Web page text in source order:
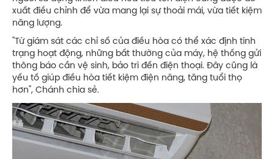
xuất điều chỉnh để vừa mang lại sự thoải mái, vừa tiết kiệm
năng lượng.
"Từ giám sát các chỉ số của điều hòa có thể xác định tình
trạng hoạt động, những bất thường của máy, hệ thống gửi
thông báo cần vệ sinh, bảo trì đến điện thoại. Đây cũng là
yếu tố giúp điều hòa tiết kiệm điện năng, tăng tuổi thọ
hơn", Chánh chia sẻ.